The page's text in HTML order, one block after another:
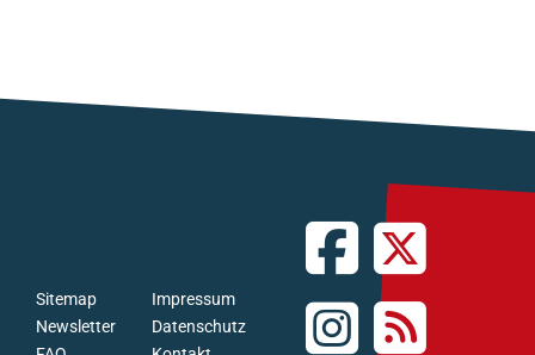
Newsletter
Sitemap
Datenschutz
Impressum